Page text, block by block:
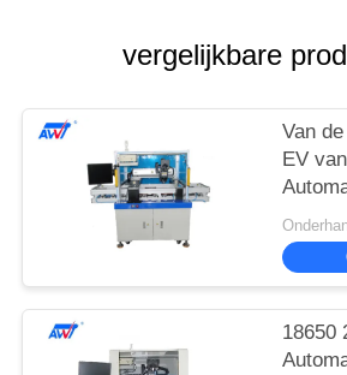
vergelijkbare
Van
EV
18650
Model
18650